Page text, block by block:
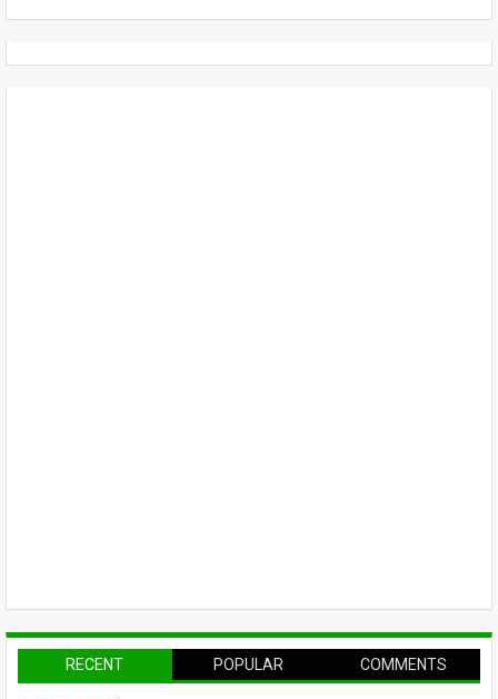
RECENT POPULAR COMMENTS